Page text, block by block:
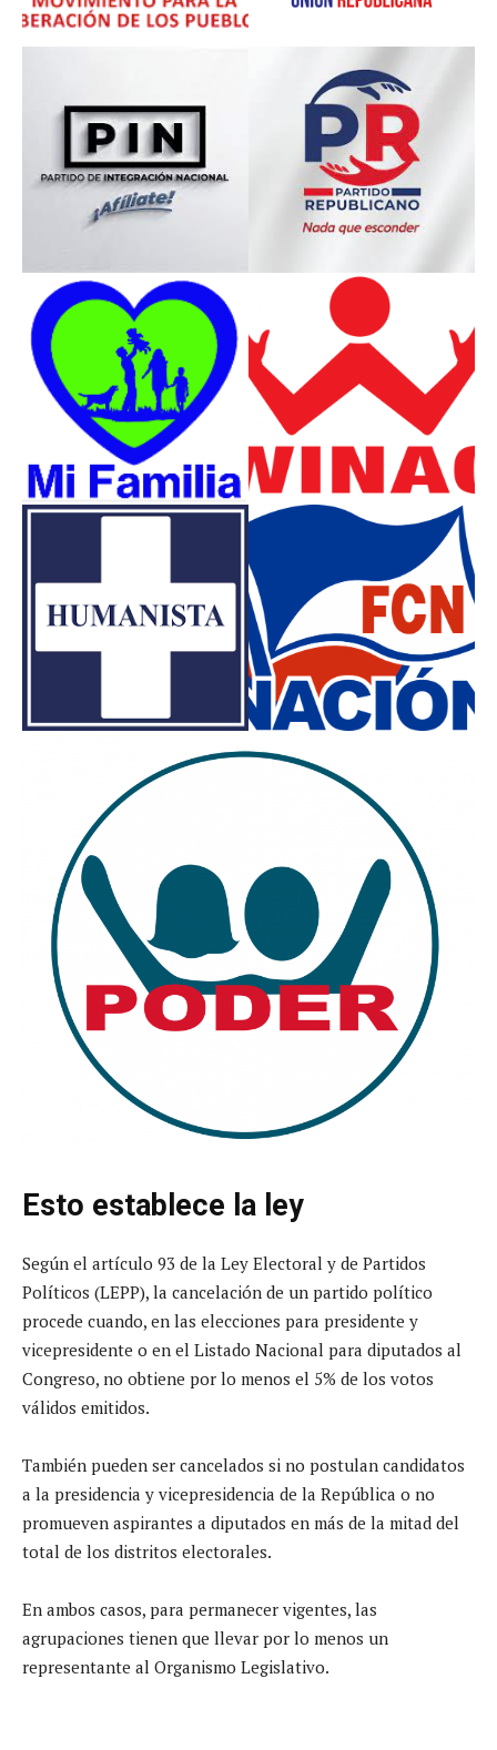
Esto establece la ley
Según el artículo 93 de la Ley Electoral y de Partidos
Políticos (LEPP), la cancelación de un partido político
procede cuando, en las elecciones para presidente y
vicepresidente o en el Listado Nacional para diputados al
Congreso, no obtiene por lo menos el 5% de los votos
válidos emitidos.
También pueden ser cancelados si no postulan candidatos
a la presidencia y vicepresidencia de la República o no
promueven aspirantes a diputados en más de la mitad del
total de los distritos electorales.
En ambos casos, para permanecer vigentes, las
agrupaciones tienen que llevar por lo menos un
representante al Organismo Legislativo.